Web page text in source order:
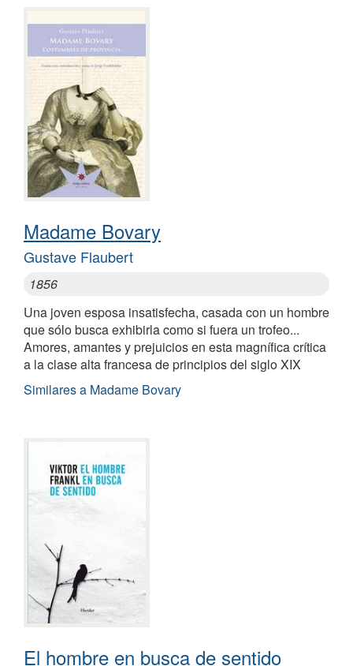
Madame Bovary
Gustave Flaubert
1856
Una joven esposa insatisfecha, casada con un hombre
que sólo busca exhibirla como si fuera un trofeo...
Amores, amantes y prejuicios en esta magnífica crítica
a la clase alta francesa de principios del siglo XIX
Similares a Madame Bovary
El hombre en busca de sentido